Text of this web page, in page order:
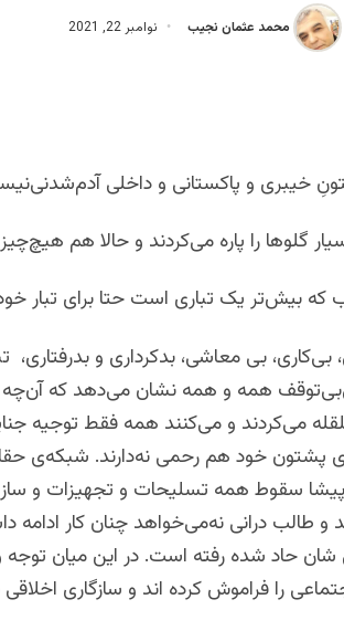
محمد عثمان نجیب نوامبر 22, 2021
خیبری و پاکستانی و داخلی
گلوها را پاره می‌کردند و حالا هم‌
که بیش‌تر یک تباری است حتا برای
بی‌کاری، بی‌ معاشی، بدکرداری و
همه و همه نشان‌ می‌دهد که آن‌چه را
می‌کردند و می‌کنند همه فقط توجیه
پشتون خود هم رحمی‌ نه‌دارند. شبکه‌ی
سقوط همه تسلیحات و تجهيزات و ساز
و طالب درانی نه‌می‌خواهد چنان کار ادامه
شان حاد شده رفته است. در این میان توجه
را فراموش کرده اند و سازگاری اخلاقی